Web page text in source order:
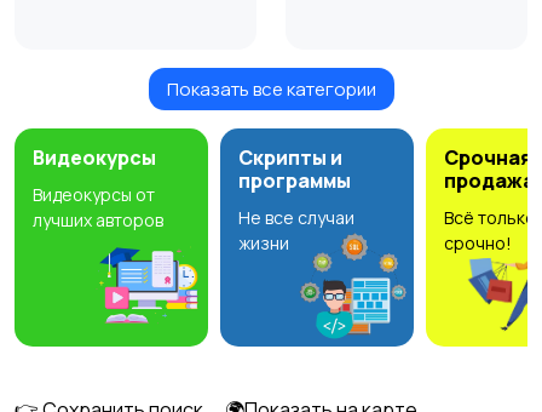
Головные уборы Домашняя одежда
Нижнее белье
Показать все категории
Видеокурсы
Видеокурсы от
лучших авторов
Скрипты и
программы
Не все случаи
жизни
Срочная
продажа
Всё только
срочно!